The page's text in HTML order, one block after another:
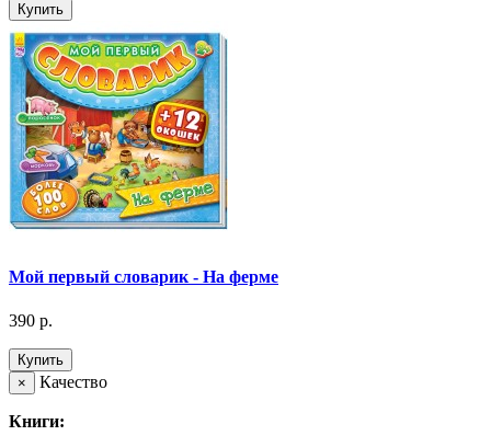
Купить
Мой первый словарик - На ферме
390 р.
Купить
×
Качество
Книги: